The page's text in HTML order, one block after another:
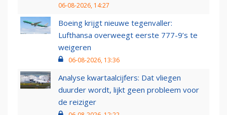
06-08-2026, 14:27
Boeing krijgt nieuwe tegenvaller:
Lufthansa overweegt eerste 777-9’s te
weigeren
06-08-2026, 13:36
Analyse kwartaalcijfers: Dat vliegen
duurder wordt, lijkt geen probleem voor
de reiziger